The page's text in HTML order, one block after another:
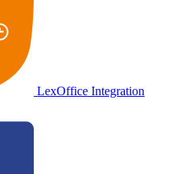
LexOffice Integration